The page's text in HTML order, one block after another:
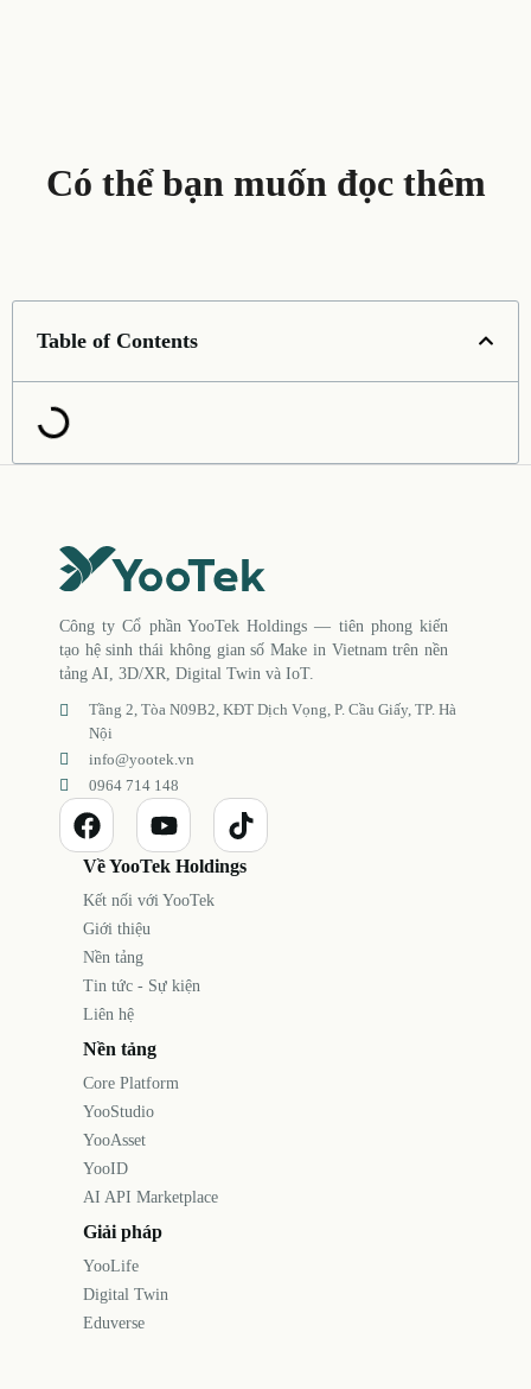
Có thể bạn muốn đọc thêm
Table of Contents
Công ty Cổ phần YooTek Holdings — tiên phong kiến
tạo hệ sinh thái không gian số Make in Vietnam trên nền
tảng AI, 3D/XR, Digital Twin và IoT.
Tầng 2, Tòa N09B2, KĐT Dịch Vọng, P. Cầu Giấy, TP. Hà
Nội
info@yootek.vn
0964 714 148
Về YooTek Holdings
Kết nối với YooTek
Giới thiệu
Nền tảng
Tin tức - Sự kiện
Liên hệ
Nền tảng
Core Platform
YooStudio
YooAsset
YooID
AI API Marketplace
Giải pháp
YooLife
Digital Twin
Eduverse